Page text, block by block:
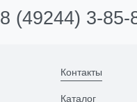
8 (49244) 3-85-
Контакты
Каталог